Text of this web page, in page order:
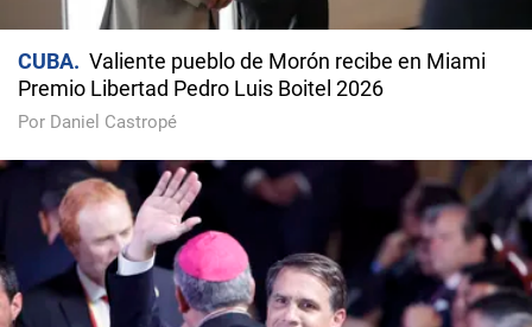
CUBA
Valiente pueblo de Morón recibe en Miami
Premio Libertad Pedro Luis Boitel 2026
Por Daniel Castropé